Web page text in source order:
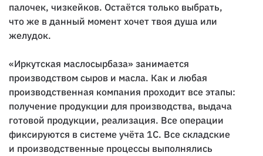
палочек, чизкейков. Остаётся только выбрать,
что же в данный момент хочет твоя душа или
желудок.
«Иркутская маслосырбаза» занимается
производством сыров и масла. Как и любая
производственная компания проходит все этапы:
получение продукции для производства, выдача
готовой продукции, реализация. Все операции
фиксируются в системе учёта 1С. Все складские
и производственные процессы выполнялись